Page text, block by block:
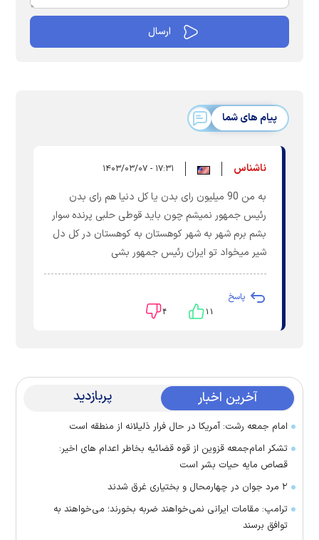
پیام های شما
ناشناس ۱۷:۳۱ - ۱۴۰۳/۰۳/۰۷
به من 90 میلیون رای بدن یا کل دنیا هم رای بدن
رئیس جمهور نمیشم چون باید قوطی حلبی پرنده سوار
بشم برم شهر به شهر کوهستان به کوهستان در کل دل
شیر میخواد تو ایران رئیس جمهور بشی
پاسخ
۱۱ ۴
آخرین اخبار پربازدید
امام جمعه رشت: آمریکا در حال فرار ذلیلانه از منطقه است
تشکر امام‌جمعه قزوین از قوه قضائیه بخاطر اعدام های اخیر:
قصاص مایه حیات بشر است
۲ مرد جوان در چهارمحال و بختیاری غرق شدند
ترامپ: مقامات ایرانی نمی‌خواهند ضربه بخورند؛ می‌خواهند به
توافق برسند